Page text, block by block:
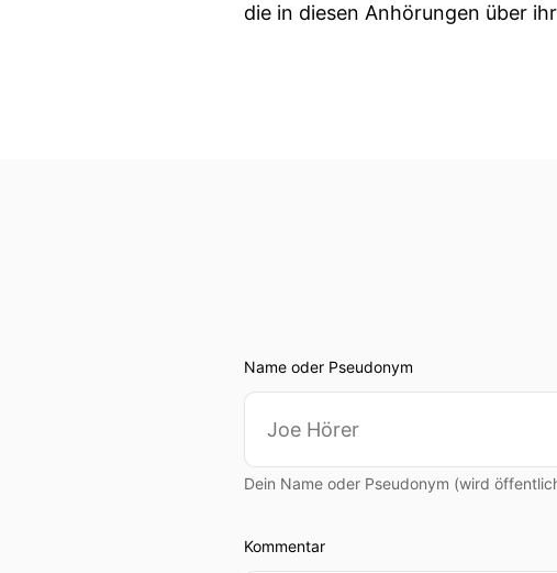
die in diesen Anhörungen über
Name oder Pseudonym
Dein Name oder Pseudonym (wird
Kommentar